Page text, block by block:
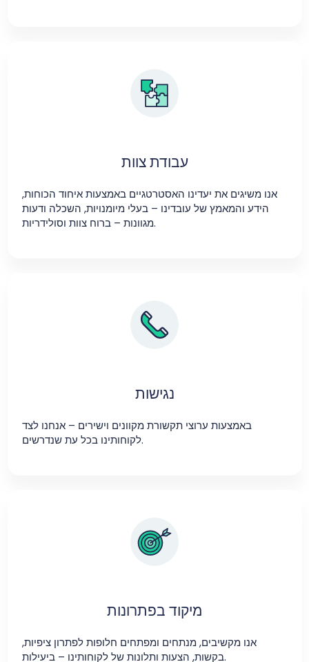
עבודת צוות
אנו משיגים את יעדינו האסטרטגיים באמצעות איחוד הכוחות,
הידע והמאמץ של עובדינו – בעלי מיומנויות, השכלה ודעות
מגוונות – ברוח צוות וסולידריות.
נגישות
באמצעות ערוצי תקשורת מקוונים וישירים – אנחנו לצד
לקוחותינו בכל עת שנדרשים.
מיקוד בפתרונות
אנו מקשיבים, מנתחים ומפתחים חלופות לפתרון ציפיות,
בקשות, הצעות ותלונות של לקוחותינו – ביעילות.